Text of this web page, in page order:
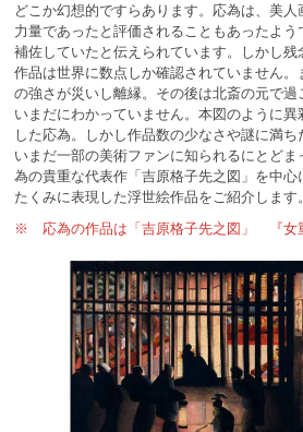
どこか幻想的ですらあります。応為は、美
力量であったと評価されることもあったよ
補佐していたと伝えられています。しかし
作品は世界に数点しか確認されていません
の強さが災いし離縁。その後は北斎の元で
いまだにわかっていません。本図のように異
した応為。しかし作品数の少なさや謎に満
いまだ一部の美術ファンに知られるにとど
為の貴重な代表作「吉原格子先之図」を中
たくみに表現した浮世絵作品をご紹介します。
※ 応為の作品は「吉原格子先之図」 『女